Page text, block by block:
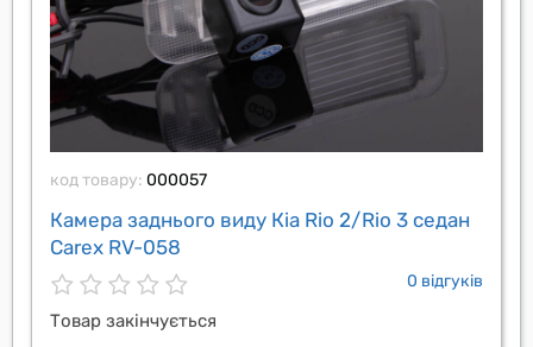
код товару: 000057
Камера заднього виду Кia Rio 2/Rio 3 седан
Carex RV-058
0 відгуків
Товар закінчується